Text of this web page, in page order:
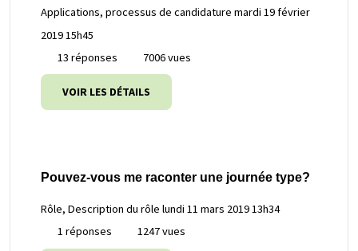
Applications, processus de candidature mardi 19 février
2019 15h45
13 réponses
7006 vues
VOIR LES DÉTAILS
Pouvez-vous me raconter une journée type?
Rôle, Description du rôle lundi 11 mars 2019 13h34
1 réponses
1247 vues